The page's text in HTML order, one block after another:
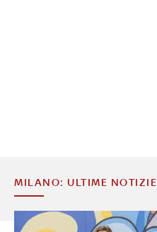
MILANO: ULTIME NOTIZIE